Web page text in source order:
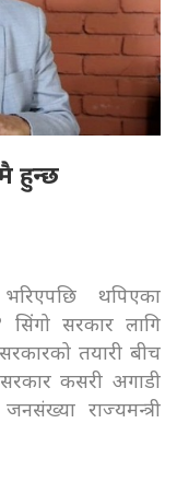
हुन्छ
थपिएका
सरकार लागि
तयारी बीच
कसरी अगाडी
राज्यमन्त्री